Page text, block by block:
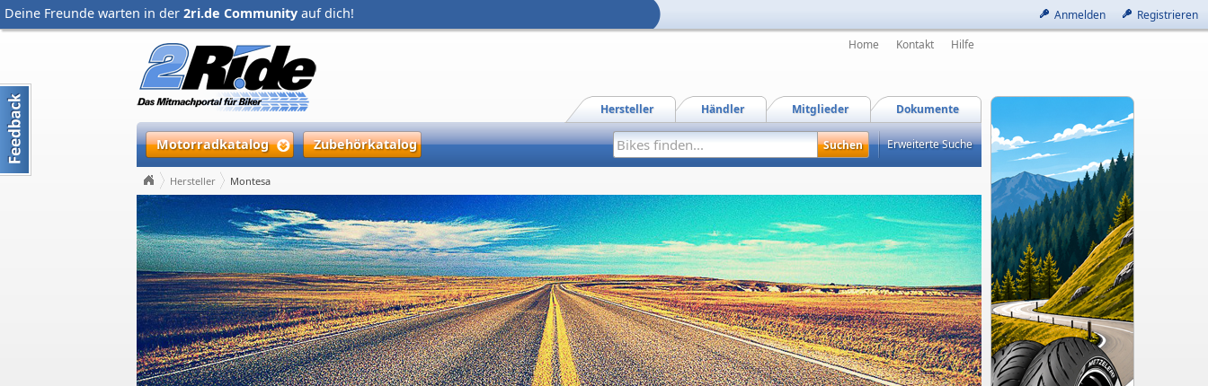
Anmelden Registrieren
Deine Freunde warten in der 2ri.de Community auf dich!
Home Kontakt Hilfe
Dokumente
Mitglieder
Händler
Hersteller
Motorradkatalog Zubehörkatalog Erweiterte Suche
Hersteller Montesa